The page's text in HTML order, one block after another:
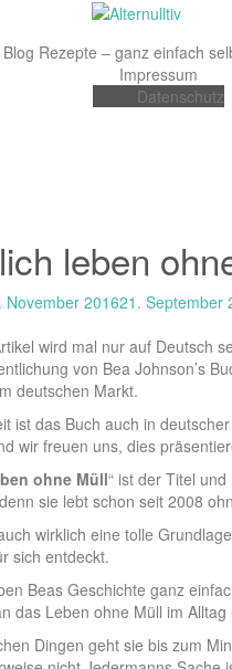
Blog Rezepte – ganz einfach
Impressum
Datenschutz
leben
November 201621. September
wird mal nur auf Deutsch
von Bea Johnson’s
deutschen Markt.
ist das Buch auch in
wir freuen uns, dies
ohne Müll“ ist der Titel
sie lebt schon seit 2008
wirklich eine tolle
sich entdeckt.
Beas Geschichte ganz
das Leben ohne Müll im
Dingen geht sie bis zum